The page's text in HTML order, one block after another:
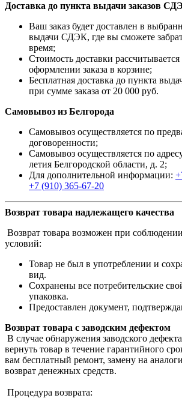
Доставка до пункта выдачи заказов
Ваш заказ будет доставлен в
выдачи СДЭК, где вы сможете
время;
Стоимость доставки
оформлении заказа в корзине;
Бесплатная доставка до пункта
при сумме заказа от 20 000 руб.
Самовывоз из Белгорода
Самовывоз осуществляется по
договоренности;
Самовывоз осуществляется по
летия Белгородской области, д. 2;
Для дополнительной информации:
+7 (910) 365-67-20
Возврат товара надлежащего качества
Возврат товара возможен при
условий:
Товар не был в употреблении и
вид.
Сохранены все потребительские
упаковка.
Предоставлен документ,
Возврат товара с заводским дефектом
В случае обнаружения заводского
вернуть товар в течение гарантийного
вам бесплатный ремонт, замену на
возврат денежных средств.
Процедура возврата: